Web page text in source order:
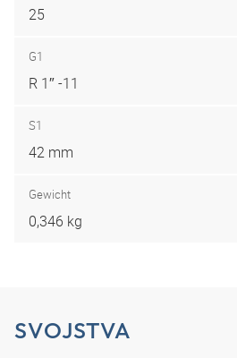
25
G1
R 1″ -11
S1
42 mm
Gewicht
0,346 kg
SVOJSTVA